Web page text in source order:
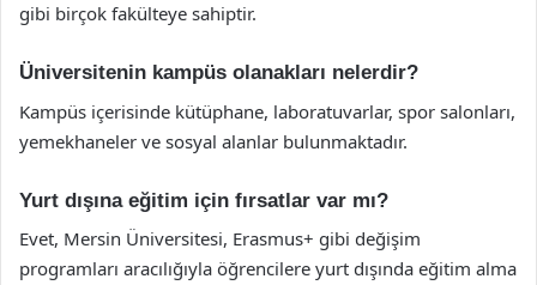
gibi birçok fakülteye sahiptir.
Üniversitenin kampüs olanakları nelerdir?
Kampüs içerisinde kütüphane, laboratuvarlar, spor salonları,
yemekhaneler ve sosyal alanlar bulunmaktadır.
Yurt dışına eğitim için fırsatlar var mı?
Evet, Mersin Üniversitesi, Erasmus+ gibi değişim
programları aracılığıyla öğrencilere yurt dışında eğitim alma